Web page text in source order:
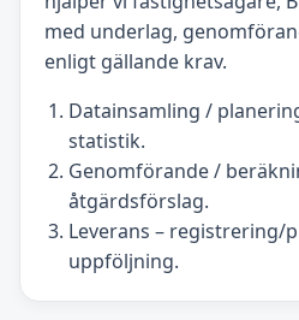
med underlag,
enligt gällande krav.
Datainsamling /
statistik.
Genomförande /
åtgärdsförslag.
Leverans – registrering/
uppföljning.